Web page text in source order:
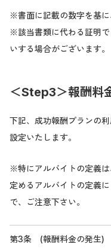
※書面に記載の数字を基に
※該当書類に代わる証明
いする場合がございます。
＜Step3＞報酬料
下記、成功報酬プランの
設定いたします。
※特にアルバイトの定義
定めるアルバイトの定義
で、ご注意下さい。
第3条 (報酬料金の発生)